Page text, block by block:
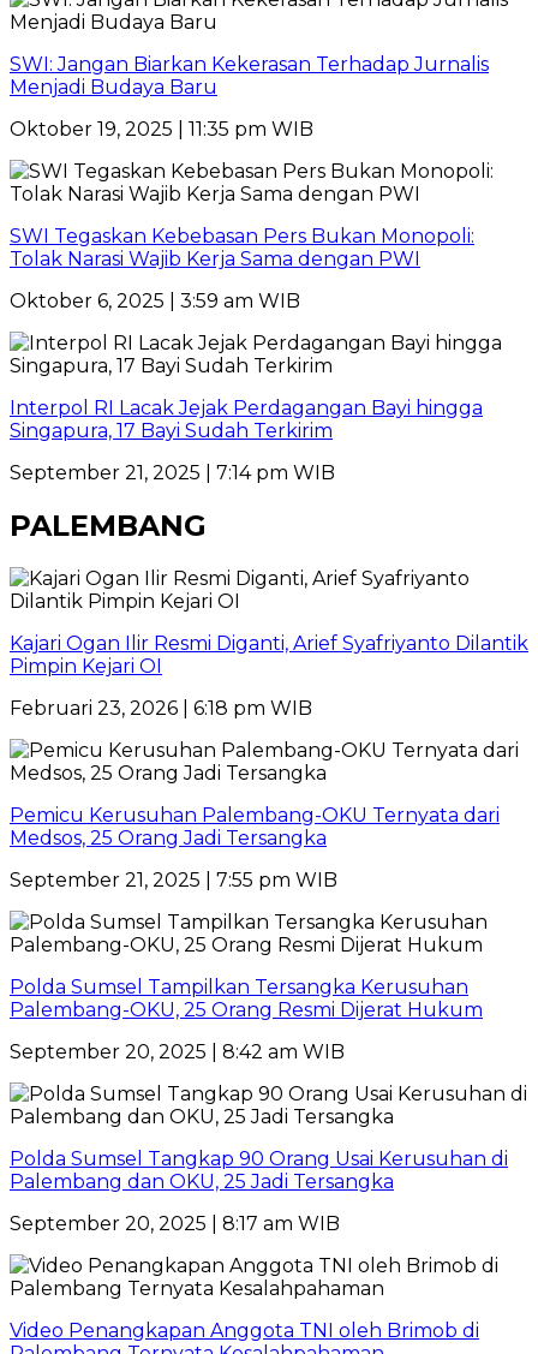
SWI: Jangan Biarkan Kekerasan Terhadap Jurnalis
Menjadi Budaya Baru
Oktober 19, 2025 | 11:35 pm WIB
SWI Tegaskan Kebebasan Pers Bukan Monopoli:
Tolak Narasi Wajib Kerja Sama dengan PWI
Oktober 6, 2025 | 3:59 am WIB
Interpol RI Lacak Jejak Perdagangan Bayi hingga
Singapura, 17 Bayi Sudah Terkirim
September 21, 2025 | 7:14 pm WIB
PALEMBANG
Kajari Ogan Ilir Resmi Diganti, Arief Syafriyanto Dilantik
Pimpin Kejari OI
Februari 23, 2026 | 6:18 pm WIB
Pemicu Kerusuhan Palembang-OKU Ternyata dari
Medsos, 25 Orang Jadi Tersangka
September 21, 2025 | 7:55 pm WIB
Polda Sumsel Tampilkan Tersangka Kerusuhan
Palembang-OKU, 25 Orang Resmi Dijerat Hukum
September 20, 2025 | 8:42 am WIB
Polda Sumsel Tangkap 90 Orang Usai Kerusuhan di
Palembang dan OKU, 25 Jadi Tersangka
September 20, 2025 | 8:17 am WIB
Video Penangkapan Anggota TNI oleh Brimob di